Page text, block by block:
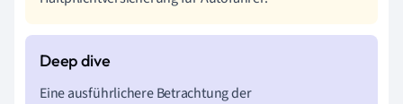
Eine ausführlichere Betrachtung der